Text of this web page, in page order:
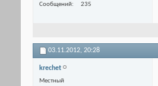
Сообщений
235
03.11.2012, 20:28
krechet
Местный